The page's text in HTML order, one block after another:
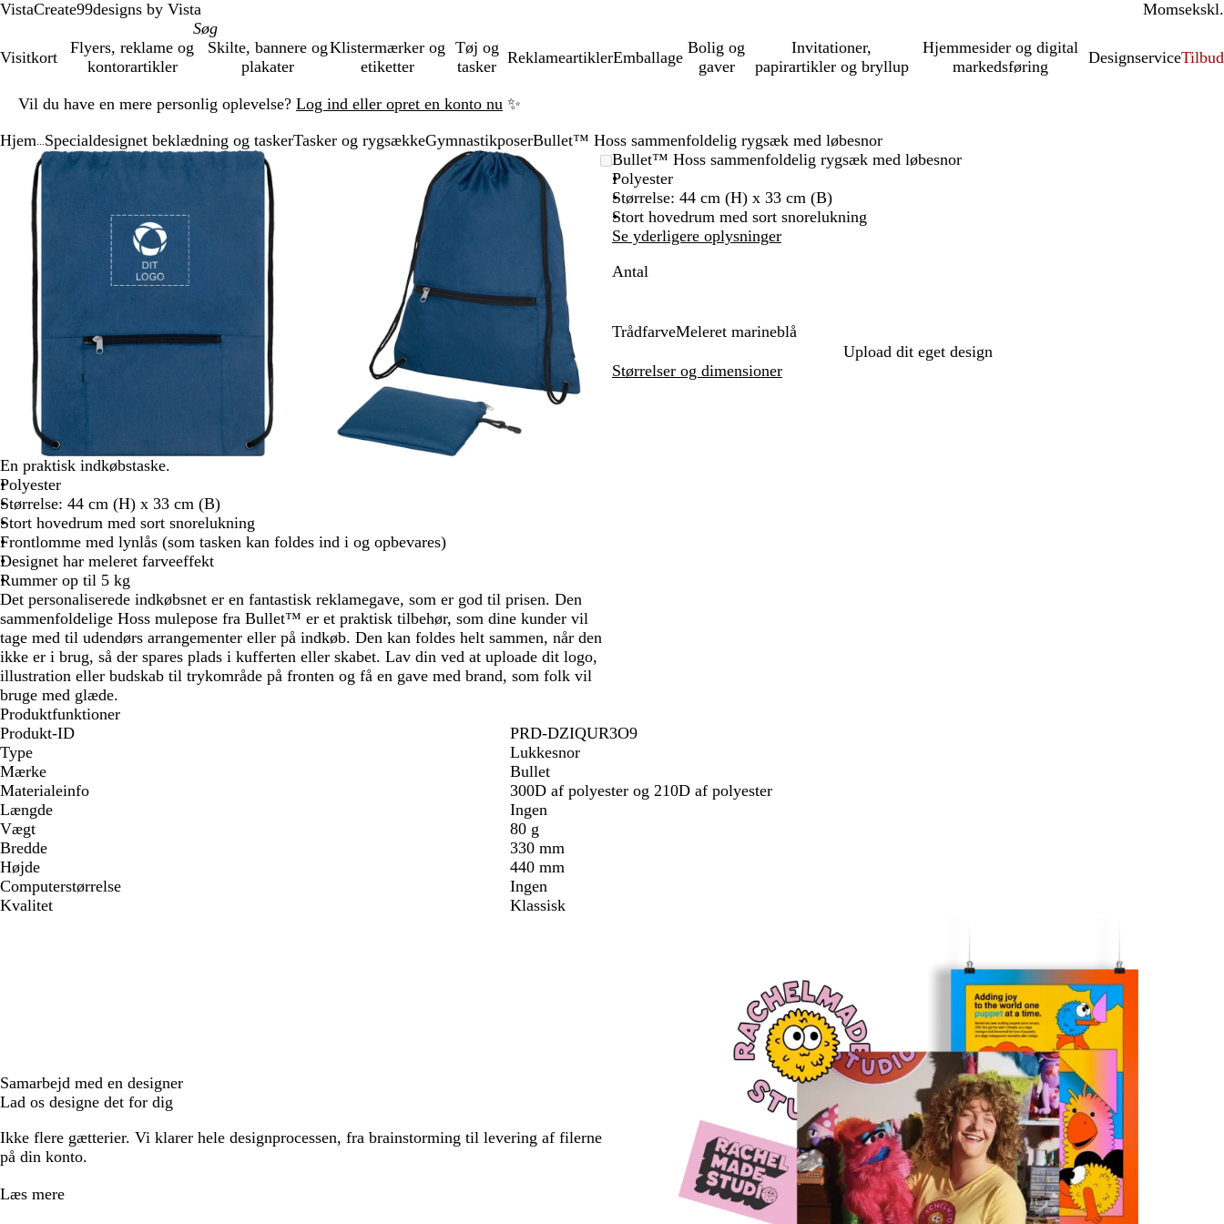
VistaCreate99designs by Vista Momsinkl.
ekskl.
Visitkort
Flyers, reklame og
kontorartikler
Skilte, bannere og
plakater
Klistermærker og
etiketter
Tøj og
tasker
ReklameartiklerEmballage
Bolig og
gaver
Invitationer,
papirartikler og bryllup
Hjemmesider og digital
markedsføring
DesignserviceTilbud
Vil du have en mere personlig oplevelse? Log ind eller opret en konto nu ✨
1
Hjem Specialdesignet beklædning og taskerTasker og rygsækkeGymnastikposerBullet™ Hoss sammenfoldelig rygsæk med løbesnor
Zoombart
billede
Zoomet
til
Klik
for
udvide
Brug
tasterne
og
minus
til
at
piletasterne
til
Zoombart
billede
Zoomet
til
minimum
Klik
for
Brug
tasterne
plus
zoome
panorere
Bullet™ Hoss sammenfoldelig rygsæk med løbesnor
Polyester
Størrelse: 44 cm (H) x 33 cm (B)
Stort hovedrum med sort snorelukning
Se yderligere oplysninger
Antal
TrådfarveMeleret marineblå
e
Upload dit eget design
Størrelser og dimensioner
En praktisk indkøbstaske.
Polyester
Størrelse: 44 cm (H) x 33 cm (B)
Stort hovedrum med sort snorelukning
Frontlomme med lynlås (som tasken kan foldes ind i og opbevares)
Designet har meleret farveeffekt
Rummer op til 5 kg
Det personaliserede indkøbsnet er en fantastisk reklamegave, som er god til prisen. Den
sammenfoldelige Hoss mulepose fra Bullet™ er et praktisk tilbehør, som dine kunder vil
tage med til udendørs arrangementer eller på indkøb. Den kan foldes helt sammen, når den
ikke er i brug, så der spares plads i kufferten eller skabet. Lav din ved at uploade dit logo,
illustration eller budskab til trykområde på fronten og få en gave med brand, som folk vil
bruge med glæde.
Produktfunktioner
Produkt-ID
PRD-DZIQUR3O9
Type
Lukkesnor
Mærke
Bullet
Materialeinfo
300D af polyester og 210D af polyester
Længde
Ingen
Vægt
80 g
Bredde
330 mm
Højde
440 mm
Computerstørrelse
Ingen
Kvalitet
Klassisk
Samarbejd med en designer
Lad os designe det for dig
Ikke flere gætterier. Vi klarer hele designprocessen, fra brainstorming til levering af filerne
på din konto.
Læs mere